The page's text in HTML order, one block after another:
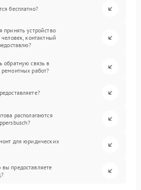
бесплатно?
устройство
контактный
обратную связь в
работ?
располагаются
для юридических
предоставляете